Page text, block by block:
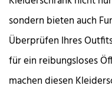
sondern bieten auch
Überprüfen Ihres
für ein reibungsloses
machen diesen